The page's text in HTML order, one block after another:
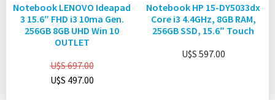
Notebook LENOVO Ideapad
3 15.6″ FHD i3 10ma Gen.
256GB 8GB UHD Win 10
OUTLET
U$S697.00
U$S 497.00
Notebook HP 15-DY5033dx
Core i3 4.4GHz, 8GB RAM,
256GB SSD, 15.6″ Touch
U$S 597.00